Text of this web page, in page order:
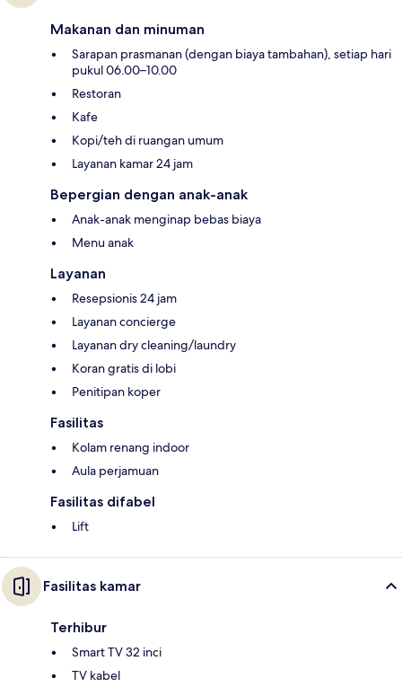
Makanan dan minuman
Sarapan prasmanan (dengan biaya tambahan), setiap hari
pukul 06.00–10.00
Restoran
Kafe
Kopi/teh di ruangan umum
Layanan kamar 24 jam
Bepergian dengan anak-anak
Anak-anak menginap bebas biaya
Menu anak
Layanan
Resepsionis 24 jam
Layanan concierge
Layanan dry cleaning/laundry
Koran gratis di lobi
Penitipan koper
Fasilitas
Kolam renang indoor
Aula perjamuan
Fasilitas difabel
Lift
Fasilitas kamar
Terhibur
Smart TV 32 inci
TV kabel